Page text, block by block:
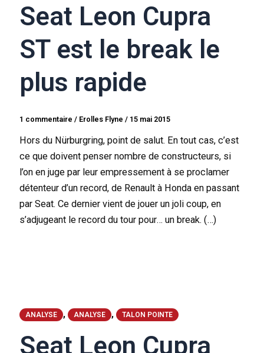
Seat Leon Cupra
ST est le break le
plus rapide
1 commentaire / Erolles Flyne/ 15 mai 2015
Hors du Nürburgring, point de salut. En tout cas, c’est
ce que doivent penser nombre de constructeurs, si
l’on en juge par leur empressement à se proclamer
détenteur d’un record, de Renault à Honda en passant
par Seat. Ce dernier vient de jouer un joli coup, en
s’adjugeant le record du tour pour… un break. (…)
ANALYSE , ANALYSE , TALON POINTE
Seat Leon Cupra